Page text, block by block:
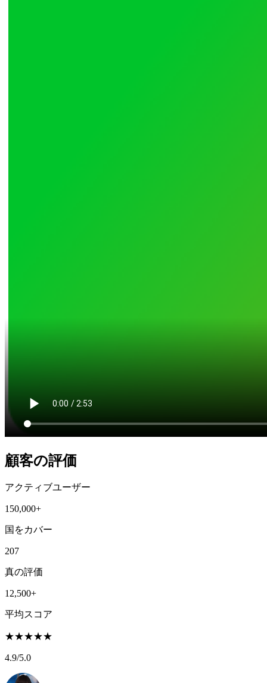
顧客の評価
アクティブユーザー
150,000+
国をカバー
207
真の評価
12,500+
平均スコア
★★★★★
4.9/5.0